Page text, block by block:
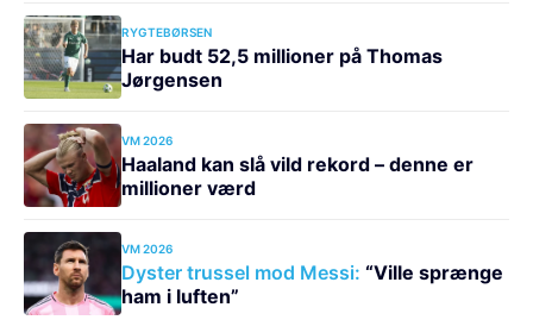
RYGTEBØRSEN
Har budt 52,5 millioner på Thomas
Jørgensen
VM 2026
Haaland kan slå vild rekord – denne er
millioner værd
VM 2026
Dyster trussel mod Messi: “Ville sprænge
ham i luften”